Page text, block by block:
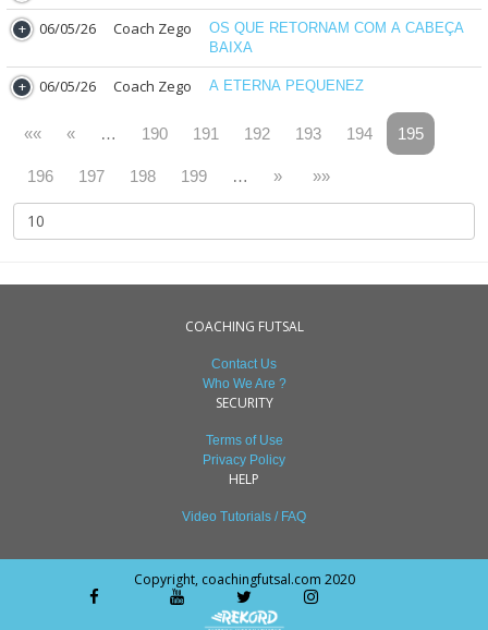
06/05/26 Coach Zego
OS QUE RETORNAM COM A CABEÇA
BAIXA
06/05/26 Coach Zego A ETERNA PEQUENEZ
«« « … 190 191 192 193 194 195
196 197 198 199 … » »»
COACHING FUTSAL
Contact Us
Who We Are ?
SECURITY
Terms of Use
Privacy Policy
HELP
Video Tutorials / FAQ
Copyright, coachingfutsal.com 2020